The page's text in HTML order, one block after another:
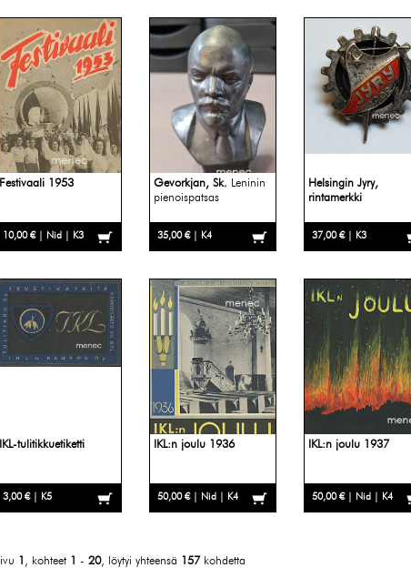
Festivaali 1953
10,00 € | Nid | K3
Gevorkjan, Sk. Leninin
pienoispatsas
35,00 € | K4
Helsingin Jyry,
rintamerkki
37,00 € | K3
IKL-tulitikkuetiketti
3,00 € | K5
IKL:n joulu 1936
50,00 € | Nid | K4
IKL:n joulu 1937
50,00 € | Nid | K4
1 , kohteet 1 - 20, löytyi yhteensä 157 kohdetta